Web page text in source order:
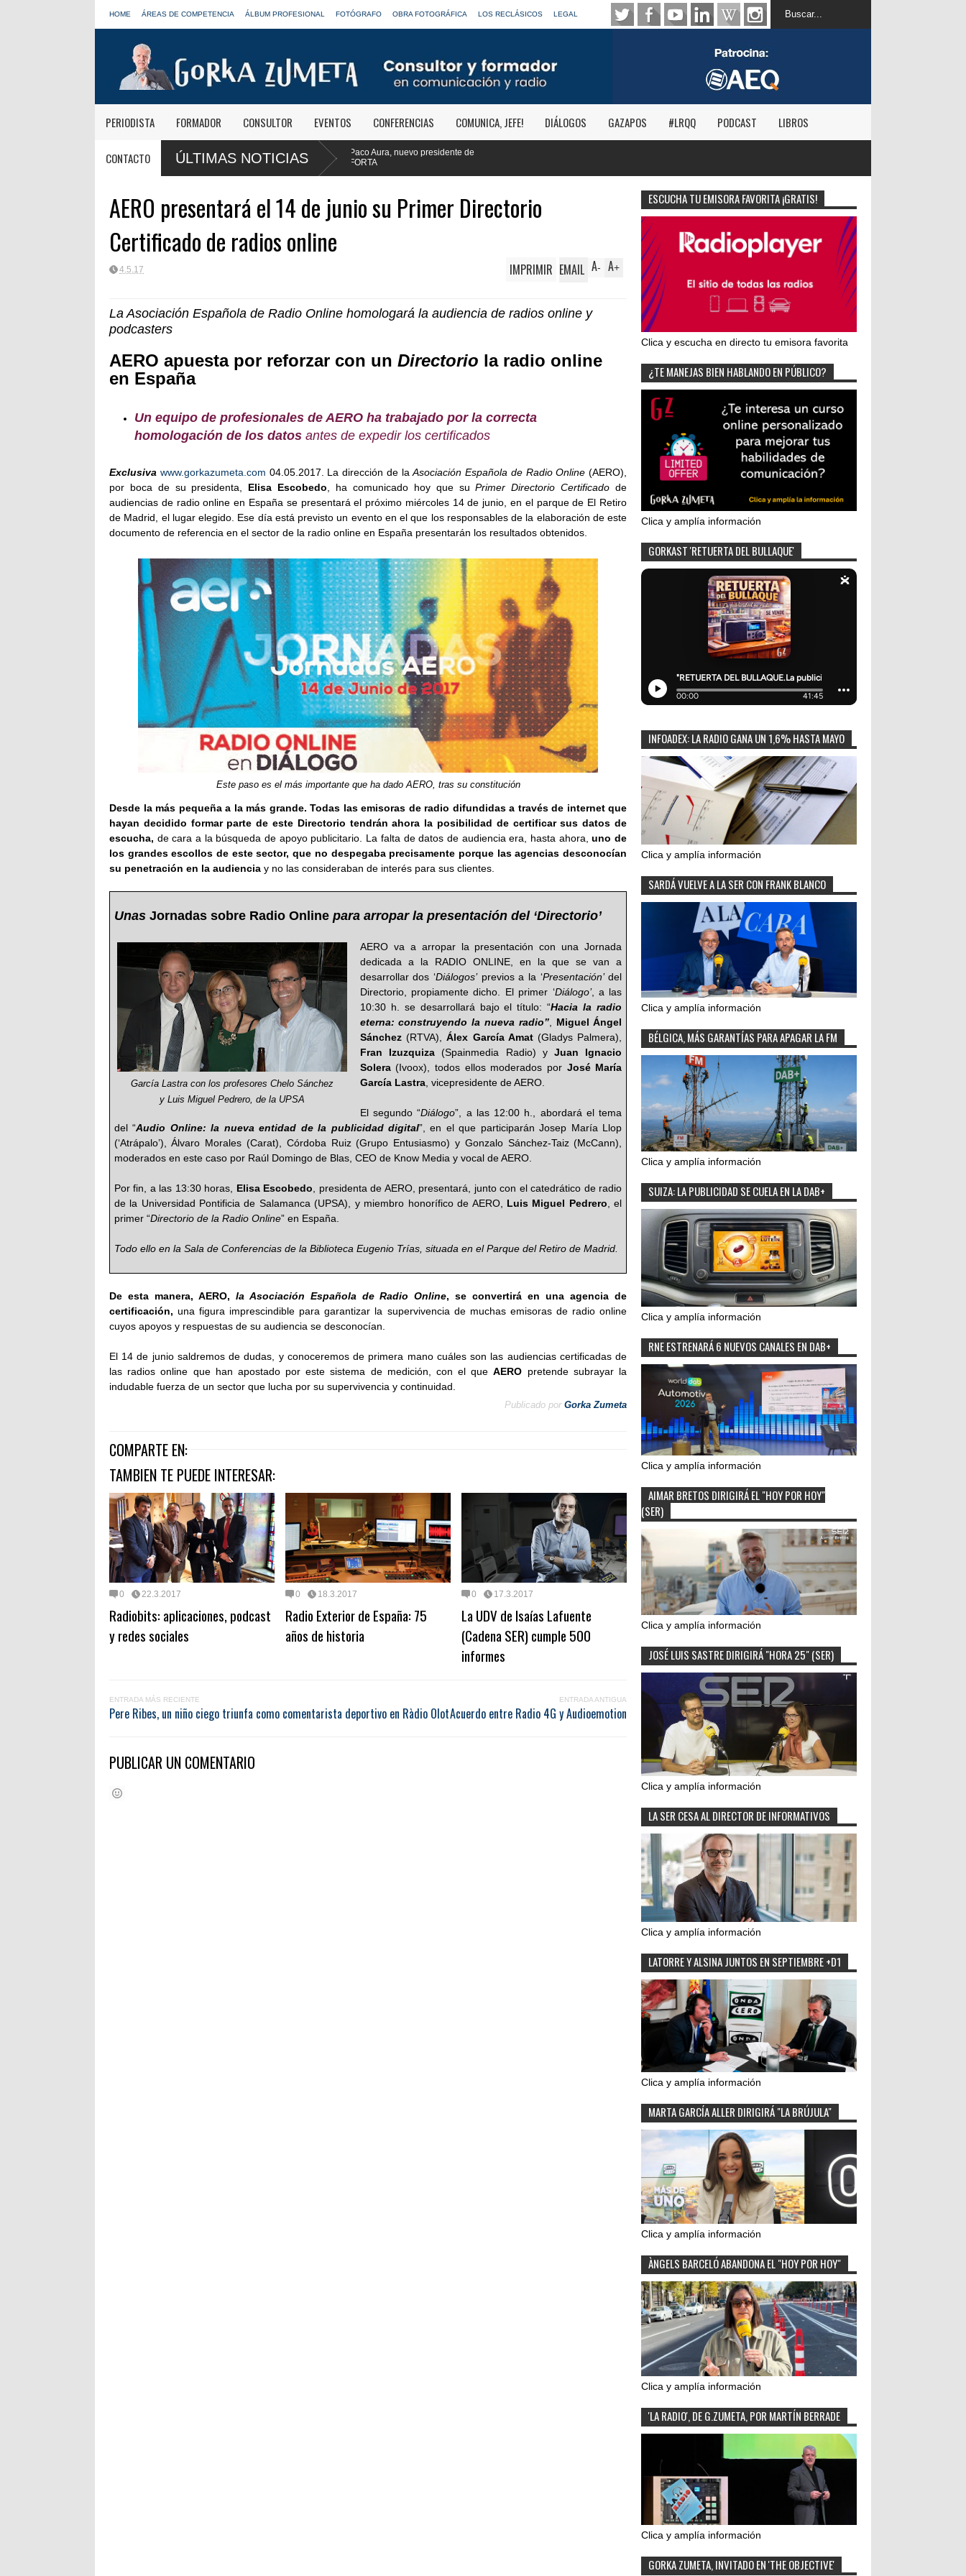
HOME ÁREAS DE COMPETENCIA ÁLBUM PROFESIONAL FOTÓGRAFO OBRA FOTOGRÁFICA LOS RECLÁSICOS LEGAL
PERIODISTA FORMADOR CONSULTOR EVENTOS CONFERENCIAS COMUNICA, JEFE! DIÁLOGOS GAZAPOS #LRQQ PODCAST LIBROS
CONTACTO ÚLTIMAS NOTICIAS
y blinda el futuro de Radio 3 y Radio
Paco Aura, nuevo presidente de
FORTA
AERO presentará el 14 de junio su Primer Directorio
Certificado de radios online
4.5.17 A+
A-
IMPRIMIR EMAIL
La Asociación Española de Radio Online homologará la audiencia de radios online y
podcasters
AERO apuesta por reforzar con un Directorio la radio online
en España
Un equipo de profesionales de AERO ha trabajado por la correcta
homologación de los datos antes de expedir los certificados
Exclusiva www.gorkazumeta.com 04.05.2017. La dirección de laAsociación Española de Radio Online (AERO),
por boca de su presidenta, Elisa Escobedo , ha comunicado hoy que suPrimer Directorio Certificado de
audiencias de radio online en España se presentará el próximo miércoles 14 de junio, en el parque de El Retiro
de Madrid, el lugar elegido. Ese día está previsto un evento en el que los responsables de la elaboración de este
documento de referencia en el sector de la radio online en España presentarán los resultados obtenidos.
Este paso es el más importante que ha dado AERO, tras su constitución
Desde la más pequeña a la más grande. Todas las emisoras de radio difundidas a través de internet que
hayan decidido formar parte de este Directorio tendrán ahora la posibilidad de certificar sus datos de
escucha, de cara a la búsqueda de apoyo publicitario. La falta de datos de audiencia era, hasta ahora, uno de
los grandes escollos de este sector, que no despegaba precisamente porque las agencias desconocían
su penetración en la audiencia y no las consideraban de interés para sus clientes.
Unas Jornadas sobre Radio Online para arropar la presentación del ‘Directorio’
García Lastra con los profesores Chelo Sánchez
y Luis Miguel Pedrero, de la UPSA
AERO va a arropar la presentación con una Jornada
dedicada a la RADIO ONLINE, en la que se van a
desarrollar dos ‘Diálogos’previos a la ‘Presentación’del
Directorio, propiamente dicho. El primer ‘Diálogo’, a las
10:30 h. se desarrollará bajo el título: “Hacia la radio
eterna: construyendo la nueva radio”, Miguel Ángel
Sánchez(RTVA),Álex García Amat(Gladys Palmera),
Fran Izuzquiza(Spainmedia Radio) yJuan Ignacio
Solera(Ivoox), todos ellos moderados por José María
García Lastra, vicepresidente de AERO.
El segundo “Diálogo”, a las 12:00 h., abordará el tema
del “Audio Online: la nueva entidad de la publicidad digital”, en el que participarán Josep María Llop
(‘Atrápalo’), Álvaro Morales (Carat), Córdoba Ruiz (Grupo Entusiasmo) y Gonzalo Sánchez-Taiz (McCann),
moderados en este caso por Raúl Domingo de Blas, CEO de Know Media y vocal de AERO.
Por fin, a las 13:30 horas, Elisa Escobedo, presidenta de AERO, presentará, junto con el catedrático de radio
de la Universidad Pontificia de Salamanca (UPSA), y miembro honorífico de AERO, Luis Miguel Pedrero, el
primer “Directorio de la Radio Online” en España.
Todo ello en la Sala de Conferencias de la Biblioteca Eugenio Trías, situada en el Parque del Retiro de Madrid.
De esta manera, AERO, la Asociación Española de Radio Online, se convertirá en una agencia de
certificación, una figura imprescindible para garantizar la supervivencia de muchas emisoras de radio online
cuyos apoyos y respuestas de su audiencia se desconocían.
El 14 de junio saldremos de dudas, y conoceremos de primera mano cuáles son las audiencias certificadas de
las radios online que han apostado por este sistema de medición, con el queAERO pretende subrayar la
indudable fuerza de un sector que lucha por su supervivencia y continuidad.
Publicado por Gorka Zumeta
COMPARTE EN:
TAMBIEN TE PUEDE INTERESAR:
0 22.3.2017
Radiobits: aplicaciones, podcast
y redes sociales
0 18.3.2017
Radio Exterior de España: 75
años de historia
0 17.3.2017
La UDV de Isaías Lafuente
(Cadena SER) cumple 500
informes
ENTRADA MÁS RECIENTE
Pere Ribes, un niño ciego triunfa como comentarista deportivo en Ràdio Olot
ENTRADA ANTIGUA
Acuerdo entre Radio 4G y Audioemotion
PUBLICAR UN COMENTARIO
ESCUCHA TU EMISORA FAVORITA ¡GRATIS!
Clica y escucha en directo tu emisora favorita
¿TE MANEJAS BIEN HABLANDO EN PÚBLICO?
Clica y amplía información
GORKAST 'RETUERTA DEL BULLAQUE'
INFOADEX: LA RADIO GANA UN 1,6% HASTA MAYO
Clica y amplía información
SARDÁ VUELVE A LA SER CON FRANK BLANCO
Clica y amplía información
BÉLGICA, MÁS GARANTÍAS PARA APAGAR LA FM
Clica y amplía información
SUIZA: LA PUBLICIDAD SE CUELA EN LA DAB+
Clica y amplía información
RNE ESTRENARÁ 6 NUEVOS CANALES EN DAB+
Clica y amplía información
AIMAR BRETOS DIRIGIRÁ EL "HOY POR HOY"
(SER)
Clica y amplía información
JOSÉ LUIS SASTRE DIRIGIRÁ "HORA 25" (SER)
Clica y amplía información
LA SER CESA AL DIRECTOR DE INFORMATIVOS
Clica y amplía información
LATORRE Y ALSINA JUNTOS EN SEPTIEMBRE +D1
Clica y amplía información
MARTA GARCÍA ALLER DIRIGIRÁ "LA BRÚJULA"
Clica y amplía información
ÀNGELS BARCELÓ ABANDONA EL "HOY POR HOY"
Clica y amplía información
'LA RADIO', DE G.ZUMETA, POR MARTÍN BERRADE
Clica y amplía información
GORKA ZUMETA, INVITADO EN 'THE OBJECTIVE'